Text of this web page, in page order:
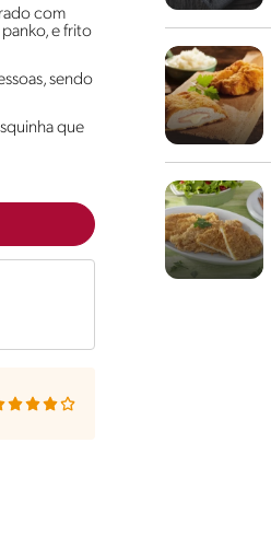
com
e frito
sendo
que